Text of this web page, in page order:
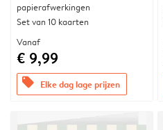
papierafwerkingen
Set van 10 kaarten
Vanaf
€ 9,99
offers Elke dag lage prijzen